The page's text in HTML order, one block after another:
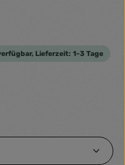
Lieferzeit: 1-3 Tage